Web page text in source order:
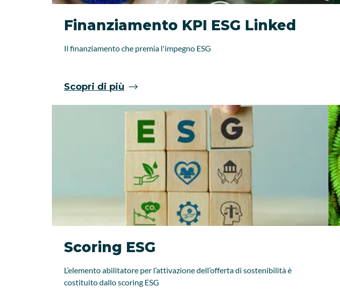
Finanziamento KPI ESG Linked
Il finanziamento che premia l'impegno ESG
Scopri di più
Scoring ESG
L’elemento abilitatore per l’attivazione dell’offerta di sostenibilità è
costituito dallo scoring ESG